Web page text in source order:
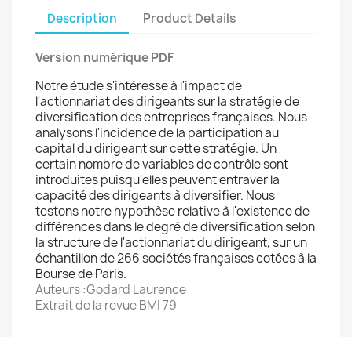
Description Product Details
Version numérique PDF
Notre étude s'intéresse à l'impact de
l'actionnariat des dirigeants sur la stratégie de
diversification des entreprises françaises. Nous
analysons l'incidence de la participation au
capital du dirigeant sur cette stratégie. Un
certain nombre de variables de contrôle sont
introduites puisqu'elles peuvent entraver la
capacité des dirigeants à diversifier. Nous
testons notre hypothèse relative à l'existence de
différences dans le degré de diversification selon
la structure de l'actionnariat du dirigeant, sur un
échantillon de 266 sociétés françaises cotées à la
Bourse de Paris.
Auteurs :Godard Laurence
Extrait de la revue BMI 79